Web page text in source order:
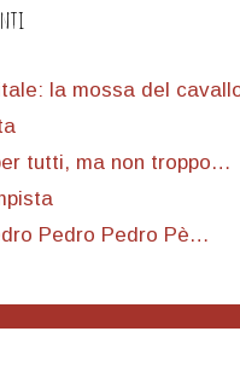
la mossa del
tutti, ma non troppo…
Pedro Pedro Pè…